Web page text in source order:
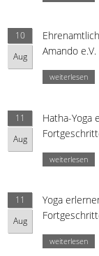
10
Aug
Amando e.V.
weiterlesen
11
Aug
Hatha-Yoga
weiterlesen
11
Aug
Yoga
weiterlesen